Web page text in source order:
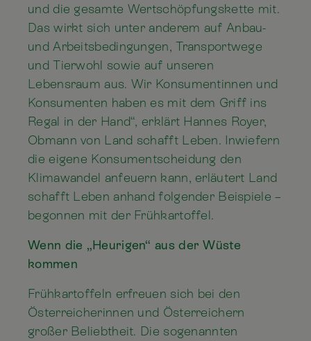
und die gesamte Wertschöpfungskette mit.
Das wirkt sich unter anderem auf Anbau-
und Arbeitsbedingungen, Transportwege
und Tierwohl sowie auf unseren
Lebensraum aus. Wir Konsumentinnen und
Konsumenten haben es mit dem Griff ins
Regal in der Hand“, erklärt Hannes Royer,
Obmann von Land schafft Leben. Inwiefern
die eigene Konsumentscheidung den
Klimawandel anfeuern kann, erläutert Land
schafft Leben anhand folgender Beispiele –
begonnen mit der Frühkartoffel.
Wenn die „Heurigen“ aus der Wüste
kommen
Frühkartoffeln erfreuen sich bei den
Österreicherinnen und Österreichern
großer Beliebtheit. Die sogenannten